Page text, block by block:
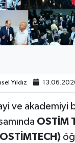
Yıldız
ve akademiyi
OSTİM